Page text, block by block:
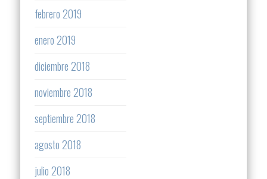
febrero 2019
enero 2019
diciembre 2018
noviembre 2018
septiembre 2018
agosto 2018
julio 2018